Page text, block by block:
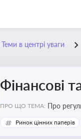
Теми в центрі уваги
Фінансові
ПРО ЩО ТЕМА:
Ринок цінних паперів